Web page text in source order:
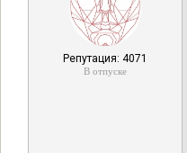
Репутация: 4071
В отпуске